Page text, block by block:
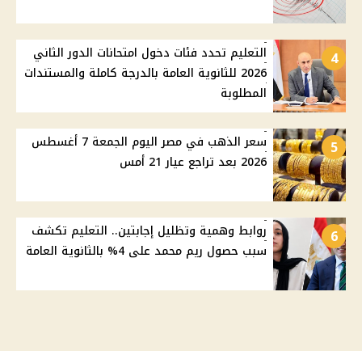
4
التعليم تحدد فئات دخول امتحانات الدور الثاني
2026 للثانوية العامة بالدرجة كاملة والمستندات
المطلوبة
5
سعر الذهب في مصر اليوم الجمعة 7 أغسطس
2026 بعد تراجع عيار 21 أمس
6
روابط وهمية وتظليل إجابتين.. التعليم تكشف
سبب حصول ريم محمد على 4% بالثانوية العامة